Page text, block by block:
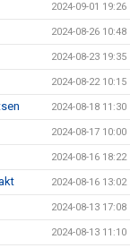
2024-09-01 19:26
2024-08-26 10:48
2024-08-23 19:35
2024-08-22 10:15
2024-08-18 11:30
2024-08-17 10:00
2024-08-16 18:22
2024-08-16 13:02
2024-08-13 17:08
2024-08-13 11:10